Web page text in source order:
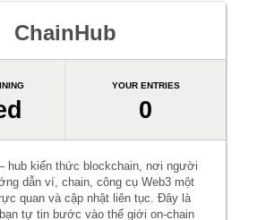
ChainHub
YOUR ENTRIES
0
hub kiến thức blockchain, nơi người
dẫn ví, chain, công cụ Web3 một
quan và cập nhật liên tục. Đây là
tự tin bước vào thế giới on-chain